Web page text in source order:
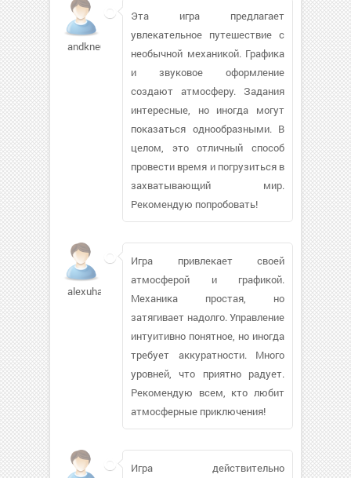
andkne01665
Эта игра предлагает
увлекательное путешествие с
необычной механикой. Графика
и звуковое оформление
создают атмосферу. Задания
интересные, но иногда могут
показаться однообразными. В
целом, это отличный способ
провести время и погрузиться в
захватывающий мир.
Рекомендую попробовать!
alexuha1684
Игра привлекает своей
атмосферой и графикой.
Механика простая, но
затягивает надолго. Управление
интуитивно понятное, но иногда
требует аккуратности. Много
уровней, что приятно радует.
Рекомендую всем, кто любит
атмосферные приключения!
Игра действительно